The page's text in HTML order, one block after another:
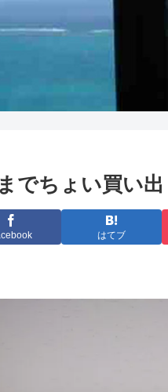
でちょい買い出
はてブ